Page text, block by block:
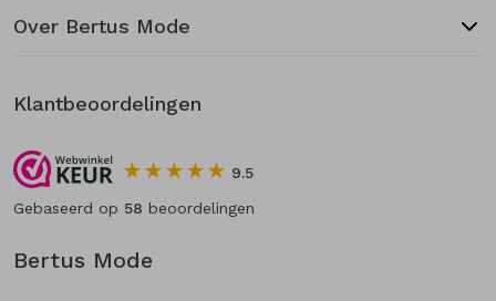
Bertus Mode
Over Bertus Mode
Klantbeoordelingen
9.5
Gebaseerd op 58 beoordelingen